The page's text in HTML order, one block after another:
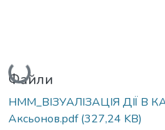
Вантажиться...
Файли
НММ_ВІЗУАЛІЗАЦІЯ ДІЇ В
Аксьонов.pdf(327,24 KB)